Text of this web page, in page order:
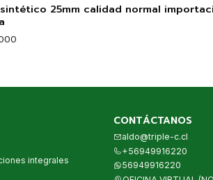
25mm calidad normal
integrales
CONTÁCTANOS
aldo@triple-c.cl
+56949916220
56949916220